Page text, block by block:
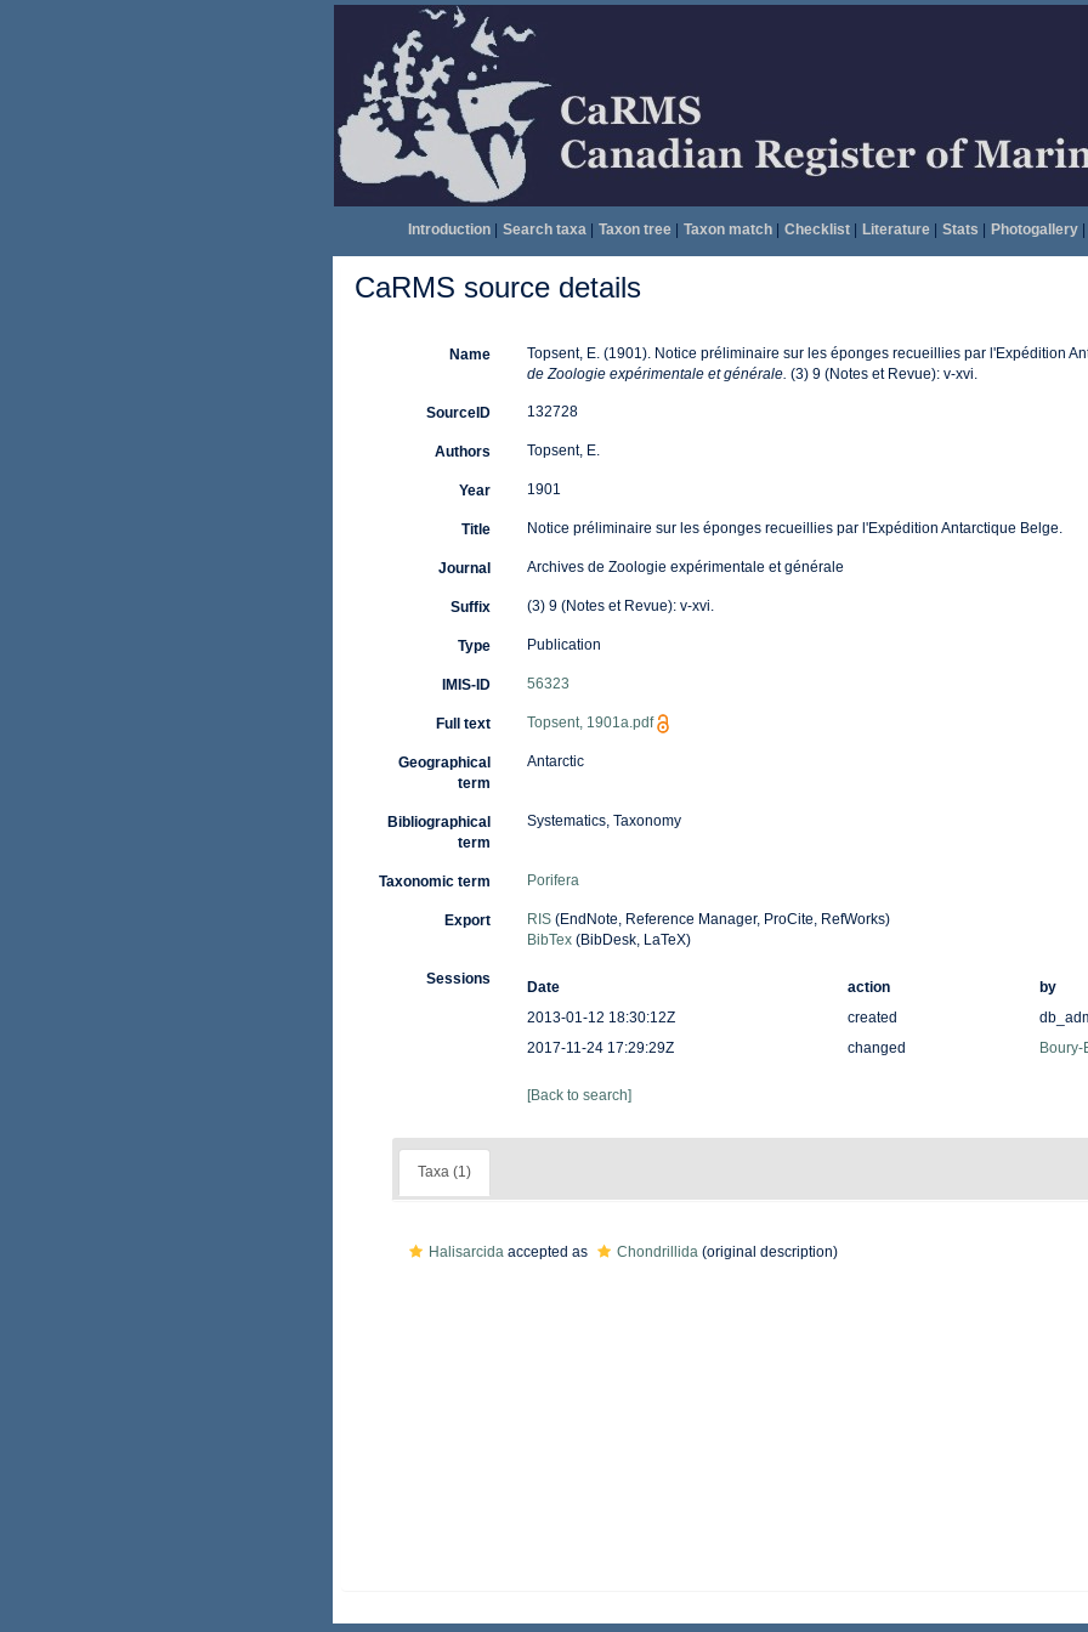
Introduction| Search taxa| Taxon tree| Taxon match| Checklist| Literature| Stats Photogallery|
CaRMS source details
Name Topsent, E. (1901). Notice préliminaire sur les éponges recueillies par l'Expédition
de Zoologie expérimentale et générale. (3) 9 (Notes et Revue): v-xvi.
SourceID 132728
Authors Topsent, E.
Year 1901
Title Notice préliminaire sur les éponges recueillies par l'Expédition Antarctique Belge.
Journal Archives de Zoologie expérimentale et générale
Suffix (3) 9 (Notes et Revue): v-xvi.
Type Publication
IMIS-ID 56323
Full text Topsent, 1901a.pdf
Geographical
term
Antarctic
Bibliographical
term
Systematics, Taxonomy
Taxonomic term Porifera
Export RIS(EndNote, Reference Manager, ProCite, RefWorks)
BibTex(BibDesk, LaTeX)
Sessions Date action
by
2013-01-12 18:30:12Z
created
2017-11-24 17:29:29Z
changed Boury-
[Back to search]
Taxa (1)
Halisarcida accepted as Chondrillida (original description)